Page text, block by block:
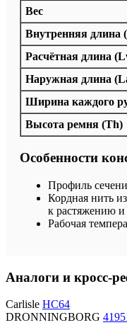
Вес
Внутренняя длина
Расчётная длина
Наружная длина
Ширина каждого
Высота ремня (Th)
Особенности
Профиль
Кордная нить
к растяжению
Рабочая
Аналоги и кросс-
Carlisle HC64
DRONNINGBORG